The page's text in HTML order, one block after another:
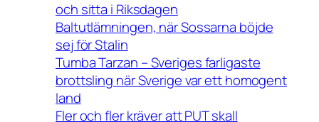
och sitta i Riksdagen
Baltutlämningen, när Sossarna böjde
sej för Stalin
Tumba Tarzan – Sveriges farligaste
brottsling när Sverige var ett homogent
land
Fler och fler kräver att PUT skall